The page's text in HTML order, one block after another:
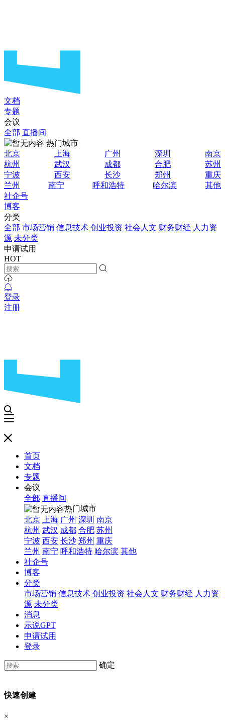
文档
专题
会议
全部 直播间
热门城市
北京
上海 广州 深圳
南京
杭州
武汉 成都 合肥
苏州
宁波
西安 长沙 郑州
重庆
兰州
南宁 呼和浩特 哈尔滨
其他
社企号
博客
分类
全部 市场营销 信息技术 创业投资 社会人文 财务财经 人力资
源 未分类
申请试用
HOT
登录
注册
首页
文档
专题
会议
全部 直播间
热门城市
北京
上海 广州 深圳 南京
杭州 武汉 成都 合肥 苏州
宁波 西安 长沙 郑州 重庆
兰州 南宁 呼和浩特 哈尔滨 其他
社企号
博客
分类
市场营销 信息技术 创业投资 社会人文 财务财经 人力资
源 未分类
消息
示说GPT
申请试用
登录
确定
快速创建
×